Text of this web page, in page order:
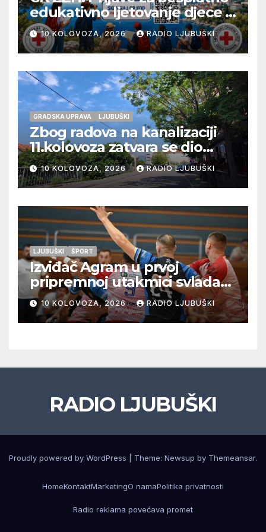
edukativno ljetovanje djece u
Novom Vinodolskom
10 KOLOVOZA, 2026 RADIO LJUBUŠKI
GRADSKA UPRAVA LJUBUŠKI
Zbog radova na kanalizaciji
11.kolovoza zatvara se dio
ulice Petra Barbarića
10 KOLOVOZA, 2026 RADIO LJUBUŠKI
LJUBUŠKI ŠPORT
Izviđač Agram u prvoj
pripremnoj utakmici svladao
Metković Zalmo 37:32
10 KOLOVOZA, 2026 RADIO LJUBUŠKI
RADIO LJUBUŠKI
Proudly powered by WordPress Theme: Newsup by Themeansar.
HomeKontaktMarketingO namaPolitika privatnosti
Radio reklama povećava promet